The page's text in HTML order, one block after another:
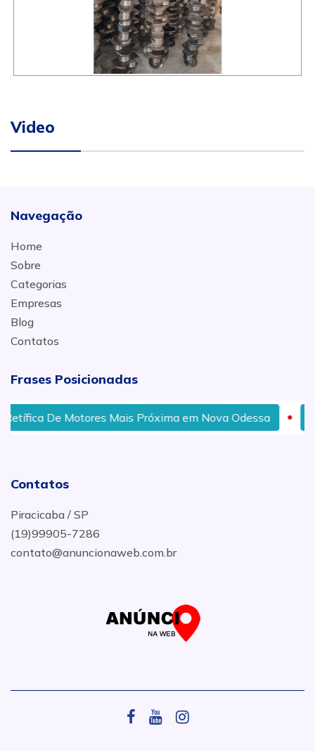
Video
Navegação
Home
Sobre
Categorias
Empresas
Blog
Contatos
Frases Posicionadas
De Motores Mais Próxima em Nova Odessa
Contatos
Piracicaba / SP
(19)99905-7286
contato@anuncionaweb.com.br